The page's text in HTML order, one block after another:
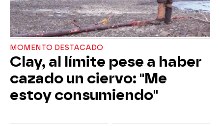
MOMENTO DESTACADO
Clay, al límite pese a haber
cazado un ciervo: "Me
estoy consumiendo"